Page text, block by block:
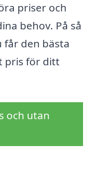
priser och
behov. På så
den bästa
pris för ditt
och utan